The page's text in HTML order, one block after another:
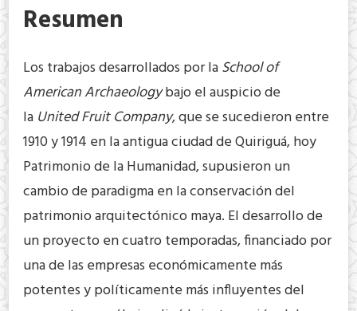
Resumen
Los trabajos desarrollados por laSchool of
American Archaeologybajo el auspicio de
la United Fruit Company, que se sucedieron entre
1910 y 1914 en la antigua ciudad de Quiriguá, hoy
Patrimonio de la Humanidad, supusieron un
cambio de paradigma en la conservación del
patrimonio arquitectónico maya. El desarrollo de
un proyecto en cuatro temporadas, financiado por
una de las empresas económicamente más
potentes y políticamente más influyentes del